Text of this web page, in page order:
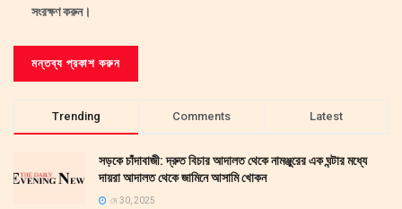
সংরক্ষণ করুন।
Trending Comments Latest
সড়কে চাঁদাবাজী: দ্রুত বিচার আদালত থেকে নামঞ্জুরের এক ঘন্টার মধ্যে
দায়রা আদালত থেকে জামিনে আসামি খোকন
মে 30, 2025